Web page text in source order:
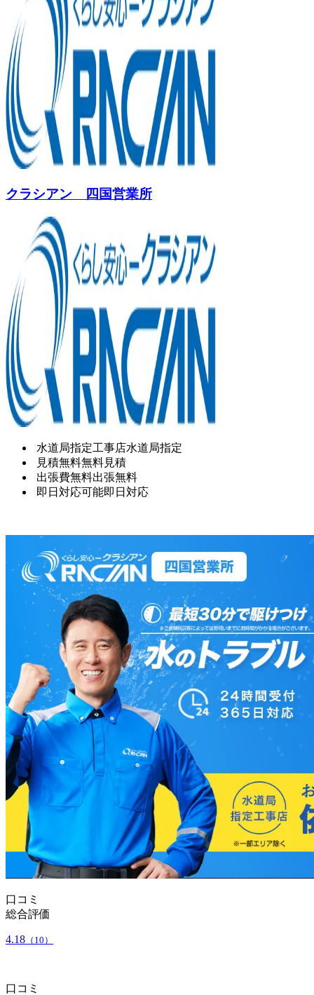
クラシアン 四国営業所
水道局指定工事店水道局指定
見積無料無料見積
出張費無料出張無料
即日対応可能即日対応
口コミ
総合評価
4.18 （10）
口コミ